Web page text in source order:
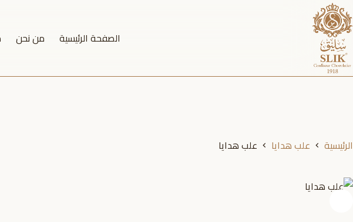
التجاوز
إلى
المحتوى
الصفحة الرئيسية من نحن
الرئيسية علب هدايا علب هدايا